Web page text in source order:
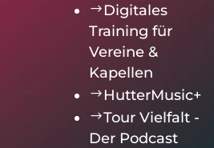
$ Digitales
Training für
Vereine &
Kapellen
$ HutterMusic+
$Tour Vielfalt -
Der Podcast